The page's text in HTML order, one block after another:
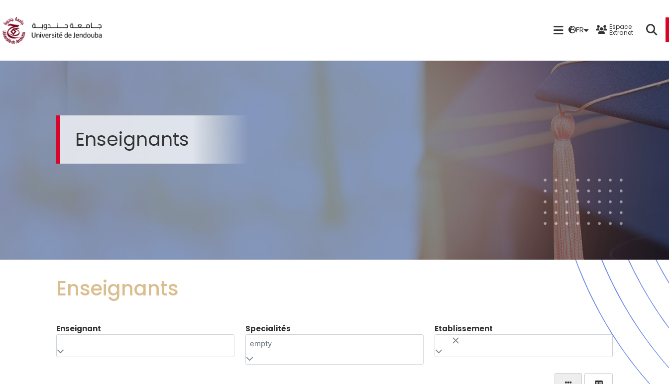
FR Espace
Extranet
Enseignants
Enseignants
Enseignant Specialités
empty
Etablissement